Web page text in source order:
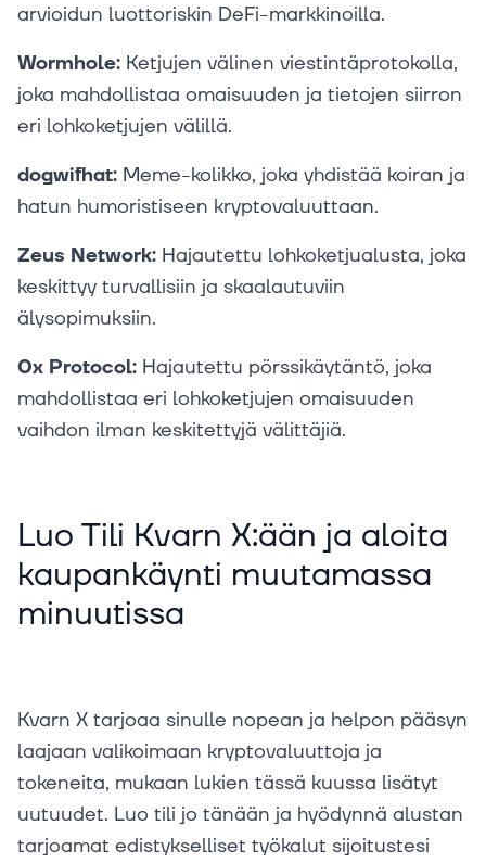
arvioidun luottoriskin DeFi-markkinoilla.
Wormhole: Ketjujen välinen viestintäprotokolla,
joka mahdollistaa omaisuuden ja tietojen siirron
eri lohkoketjujen välillä.
dogwifhat: Meme-kolikko, joka yhdistää koiran ja
hatun humoristiseen kryptovaluuttaan.
Zeus Network: Hajautettu lohkoketjualusta, joka
keskittyy turvallisiin ja skaalautuviin
älysopimuksiin.
0x Protocol: Hajautettu pörssikäytäntö, joka
mahdollistaa eri lohkoketjujen omaisuuden
vaihdon ilman keskitettyjä välittäjiä.
Luo Tili Kvarn X:ään ja aloita
kaupankäynti muutamassa
minuutissa
Kvarn X tarjoaa sinulle nopean ja helpon pääsyn
laajaan valikoimaan kryptovaluuttoja ja
tokeneita, mukaan lukien tässä kuussa lisätyt
uutuudet. Luo tili jo tänään ja hyödynnä alustan
tarjoamat edistykselliset työkalut sijoitustesi